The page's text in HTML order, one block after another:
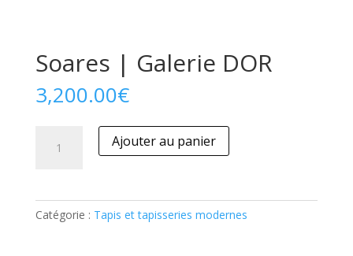
Soares | Galerie DOR
3,200.00€
Ajouter au panier
Catégorie : Tapis et tapisseries modernes